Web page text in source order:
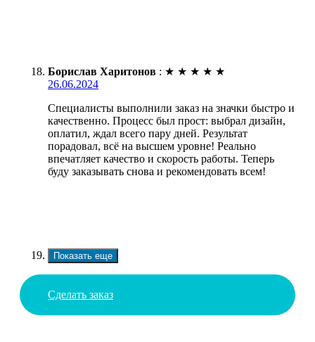
Борислав Харитонов : ★ ★ ★ ★ ★
26.06.2024
Специалисты выполнили заказ на значки быстро и
качественно. Процесс был прост: выбрал дизайн,
оплатил, ждал всего пару дней. Результат
порадовал, всё на высшем уровне! Реально
впечатляет качество и скорость работы. Теперь
буду заказывать снова и рекомендовать всем!
Показать еще
Сделать заказ